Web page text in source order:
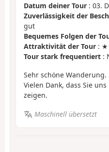
Datum deiner Tour : 03.
Zuverlässigkeit der
gut
Bequemes Folgen der
Attraktivität der Tour :
Tour stark frequentiert :
Sehr schöne Wanderung.
Vielen Dank, dass Sie
zeigen.
Maschinell übersetzt